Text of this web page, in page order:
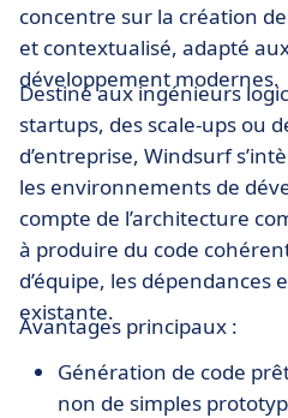
concentre sur la création
et contextualisé, adapté
développement modernes.
Destiné aux ingénieurs
startups, des scale-ups ou
d’entreprise, Windsurf
les environnements de
compte de l’architecture
à produire du code
d’équipe, les dépendances
existante.
Avantages principaux :
Génération de code
non de simples